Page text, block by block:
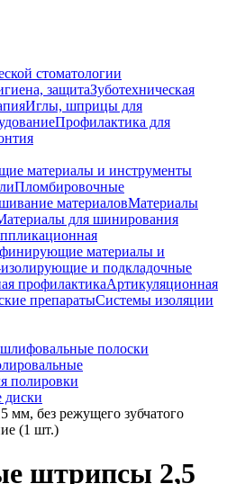
стоматологии
защитаЗуботехническая
Иглы, шприцы для
Профилактика для
материалы и инструменты
Пломбировочные
материаловМатериалы
для шинирования
материалы и
и подкладочные
профилактикаАртикуляционная
препаратыСистемы изоляции
полоски
полировки
диски
без режущего зубчатого
(1 шт.)
штрипсы 2,5